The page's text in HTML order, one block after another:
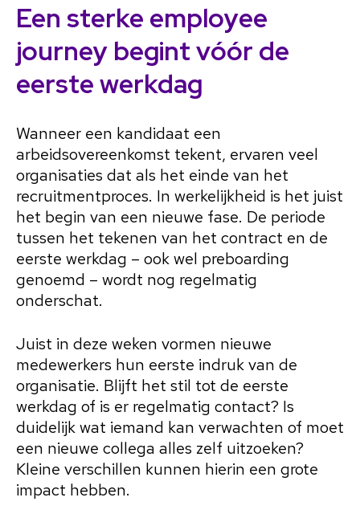
Een sterke employee
journey begint vóór de
eerste werkdag
Wanneer een kandidaat een
arbeidsovereenkomst tekent, ervaren veel
organisaties dat als het einde van het
recruitmentproces. In werkelijkheid is het juist
het begin van een nieuwe fase. De periode
tussen het tekenen van het contract en de
eerste werkdag – ook wel preboarding
genoemd – wordt nog regelmatig
onderschat.
Juist in deze weken vormen nieuwe
medewerkers hun eerste indruk van de
organisatie. Blijft het stil tot de eerste
werkdag of is er regelmatig contact? Is
duidelijk wat iemand kan verwachten of moet
een nieuwe collega alles zelf uitzoeken?
Kleine verschillen kunnen hierin een grote
impact hebben.